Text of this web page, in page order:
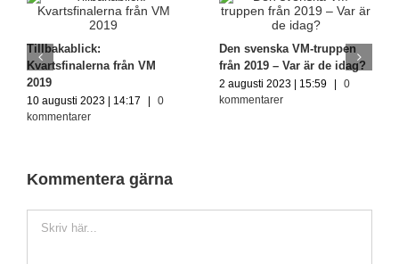
Tillbakablick:
Kvartsfinalerna från VM
2019
10 augusti 2023 | 14:17 |
0
kommentarer
Den svenska VM-truppen
från 2019 – Var är de idag?
2 augusti 2023 | 15:59 |
0
kommentarer
Kommentera gärna